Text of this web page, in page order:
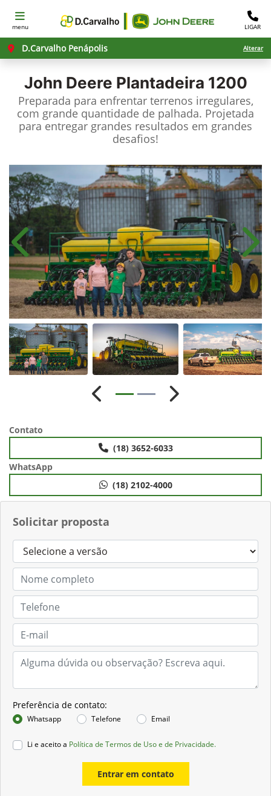
menu LIGAR
D.Carvalho Penápolis Alterar
John Deere Plantadeira 1200
Preparada para enfrentar terrenos irregulares,
com grande quantidade de palhada. Projetada
para entregar grandes resultados em grandes
desafios!​
Solicitar proposta
Preferência de contato:
Whatsapp Telefone Email
Li e aceito a Política de Termos de Uso e de Privacidade.
Entrar em contato
Anterior
Anterior Próximo
Contato
(18) 3652-6033
WhatsApp
(18) 2102-4000